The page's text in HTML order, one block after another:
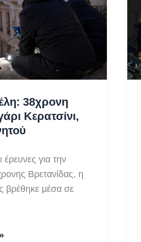
38χρονη
Κερατσίνι,
έρευνες για την
Βρετανίδας, η
βρέθηκε μέσα σε